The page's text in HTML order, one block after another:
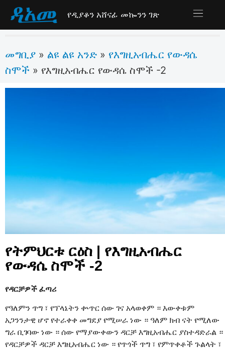
የዲያቆን አሸናፊ መኰንን ገጽ
መግቢያ » ልዩ ልዩ አንድ » የእግዚአብሔር የውዳሴ
ስሞች » የእግዚአብሔር የውዳሴ ስሞች -2
የትምህርቱ ርዕስ | የእግዚአብሔር
የውዳሴ ስሞች -2
የዳርቻዎች ፈጣሪ
የዓለምን ጥግ ፣ የፕላኔትን ቍጥር ሰው ገና አላወቀም ። እውቀቱም
አጋንንታዊ ሆኖ የተራቀቀ መግደያ የሚሠራ ነው ። ዓለም ክብ ናት የሚለው
ግራ ቢገባው ነው ። ሰው የማያውቀውን ዳርቻ እግዚአብሔር ያስተዳድራል ።
የዳርቻዎች ዳርቻ እግዚአብሔር ነው ። የጥጎች ጥግ ፣ የምጥቀቶች ጉልላት ፣